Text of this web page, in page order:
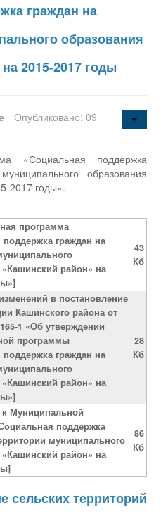
граждан на
образования
2015-2017 годы
Опубликовано: 09
«Социальная поддержка
образования
2017 годы».
программа
граждан на
район» на
43
Кб
в постановление
Кашинского района от
1 «Об утверждении
программы
граждан на
район» на
28
Кб
Муниципальной
поддержка
муниципального
район» на
86
Кб
сельских территорий